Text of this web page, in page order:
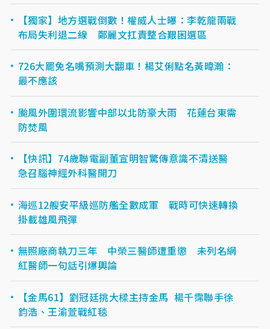
【獨家】地方選戰倒數！權威人士曝：李乾龍兩戰
布局失利退二線 鄭麗文扛責整合艱困選區
726大罷免名嘴預測大翻車！楊艾俐點名黃暐瀚：
最不應該
颱風外圍環流影響中部以北防豪大雨 花蓮台東需
防焚風
【快訊】74歲聯電副董宣明智驚傳意識不清送醫
急召腦神經外科醫開刀
海巡12艘安平級巡防艦全數成軍 戰時可快速轉換
掛載雄風飛彈
無照廠商執刀三年 中榮三醫師遭重懲 未列名網
紅醫師一句話引爆輿論
【金馬61】劉冠廷挑大樑主持金馬 楊千霈聯手徐
鈞浩、王渝萱戰紅毯